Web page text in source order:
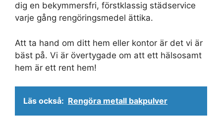
dig en bekymmersfri, förstklassig städservice
varje gång rengöringsmedel ättika.
Att ta hand om ditt hem eller kontor är det vi är
bäst på. Vi är övertygade om att ett hälsosamt
hem är ett rent hem!
Läs också: Rengöra metall bakpulver